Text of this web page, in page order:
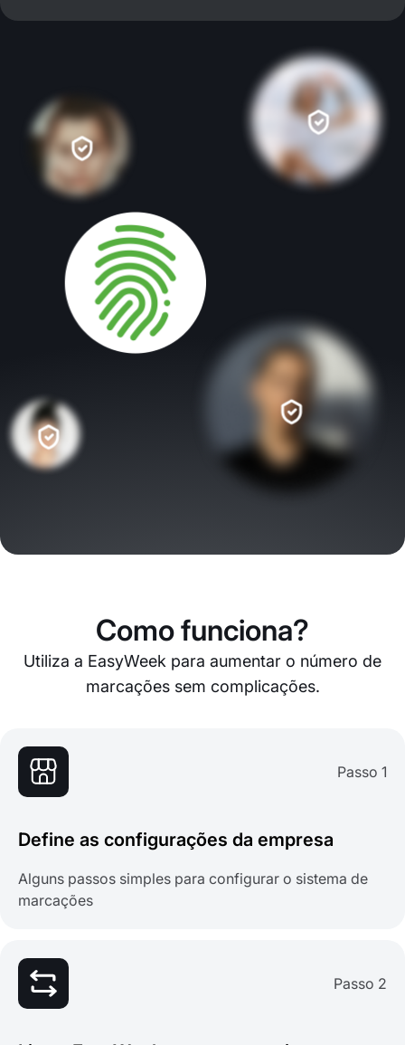
Como funciona?
Utiliza a EasyWeek para aumentar o número de
marcações sem complicações.
Passo 1
Define as configurações da empresa
Alguns passos simples para configurar o sistema de
marcações
Passo 2